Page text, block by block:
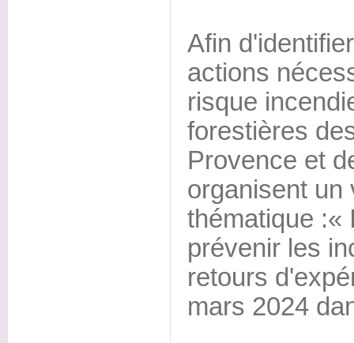
Afin
actions
risque
forestières
Provence et
organisent un
thématique :«
prévenir les
retours
mars 2024